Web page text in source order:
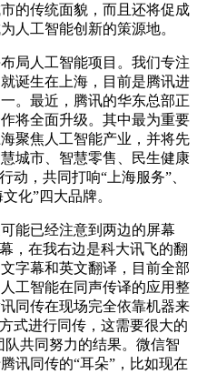
的传统面貌，而且还将促成
人工智能创新的策源地。
人工智能项目。我们专注
诞生在上海，目前是腾讯进
。最近，腾讯的华东总部正
将全面升级。其中最为重要
聚焦人工智能产业，并将先
城市、智慧零售、民生健康
动，共同打响“上海服务”、
化”四大品牌。
已经注意到两边的屏幕
，在我右边是科大讯飞的翻
字幕和英文翻译，目前全部
工智能在同声传译的应用整
同传在现场完全依靠机器来
式进行同传，这需要很大的
共同努力的结果。微信智
讯同传的“耳朵”，比如现在